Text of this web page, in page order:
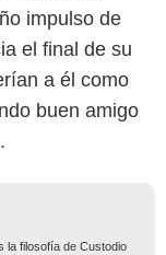
impulso de
el final de su
a él como
buen amigo
la filosofía de Custodio